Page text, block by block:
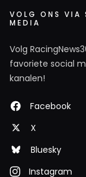
VOLG ONS VIA
MEDIA
Volg
favoriete social
kanalen!
Facebook
X
Bluesky
Instagram